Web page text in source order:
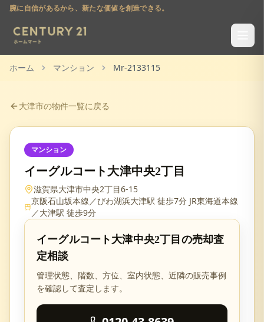
腕に自信があるから、新たな価値を創造できる。
ホーム マンション Mr-2133115
大津市の物件一覧に戻る
マンション
イーグルコート大津中央2丁目
滋賀県大津市中央2丁目6-15
京阪石山坂本線／びわ湖浜大津駅 徒歩7分 JR東海道本線
／大津駅 徒歩9分
イーグルコート大津中央2丁目 の売却査
定相談
管理状態、階数、方位、室内状態、近隣の販売事例
を確認して査定します。